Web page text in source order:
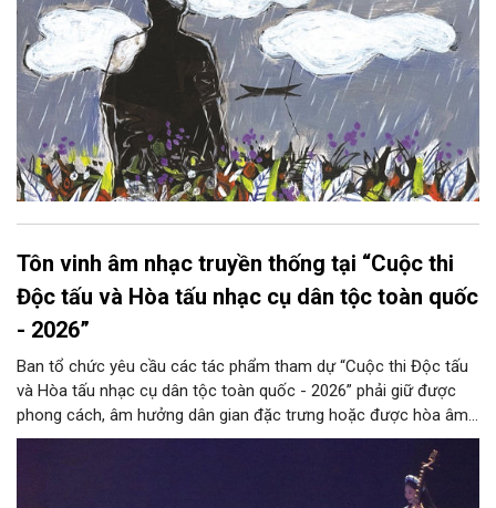
Tôn vinh âm nhạc truyền thống tại “Cuộc thi
Độc tấu và Hòa tấu nhạc cụ dân tộc toàn quốc
- 2026”
Ban tổ chức yêu cầu các tác phẩm tham dự “Cuộc thi Độc tấu
và Hòa tấu nhạc cụ dân tộc toàn quốc - 2026” phải giữ được
phong cách, âm hưởng dân gian đặc trưng hoặc được hòa âm,
phối khí mới trên nền tảng làn điệu âm nhạc truyền thống Việt
Nam, đồng thời phải được trình diễn trực tiếp bằng nhạc cụ dân